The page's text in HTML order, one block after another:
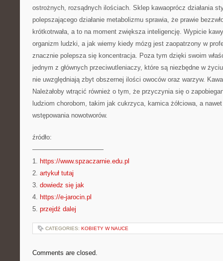
ostrożnych, rozsądnych ilościach. Sklep kawaoprócz działania
polepszającego działanie metabolizmu sprawia, że prawie
krótkotrwała, a to na moment zwiększa inteligencję. Wypicie
organizm ludzki, a jak wiemy kiedy mózg jest zaopatrzony w
znacznie polepsza się koncentracja. Poza tym dzięki swoim
jednym z głównych przeciwutleniaczy, które są niezbędne w
nie uwzględniają zbyt obszernej ilości owoców oraz warzyw.
Należałoby wtrącić również o tym, że przyczynia się o
ludziom chorobom, takim jak cukrzyca, kamica żółciowa, a
wstępowania nowotworów.
źródło:
———————————
1. https://www.spzaczarnie.edu.pl
2. artykuł tutaj
3. dowiedz się jak
4. https://e-jarocin.pl
5. przejdź dalej
CATEGORIES: KOBIETY W NAUCE
Comments are closed.